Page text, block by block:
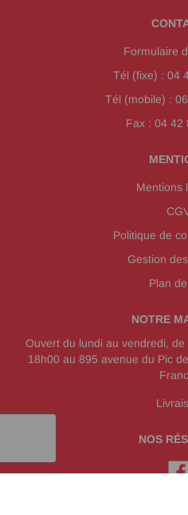
Formulaire
Tél (fixe) : 04
Tél (mobile) :
Fax : 04 42
Mentions
Politique de
Gestion
Plan
NOTRE
Ouvert du lundi au vendredi,
18h00 au 895 avenue du Pic
NOS